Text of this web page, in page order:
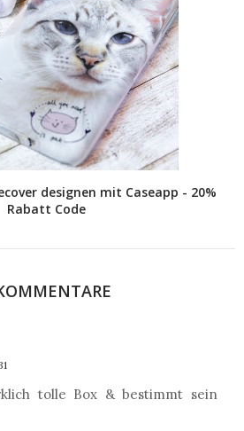
designen mit Caseapp - 20%
Rabatt Code
tolle Box & bestimmt sein